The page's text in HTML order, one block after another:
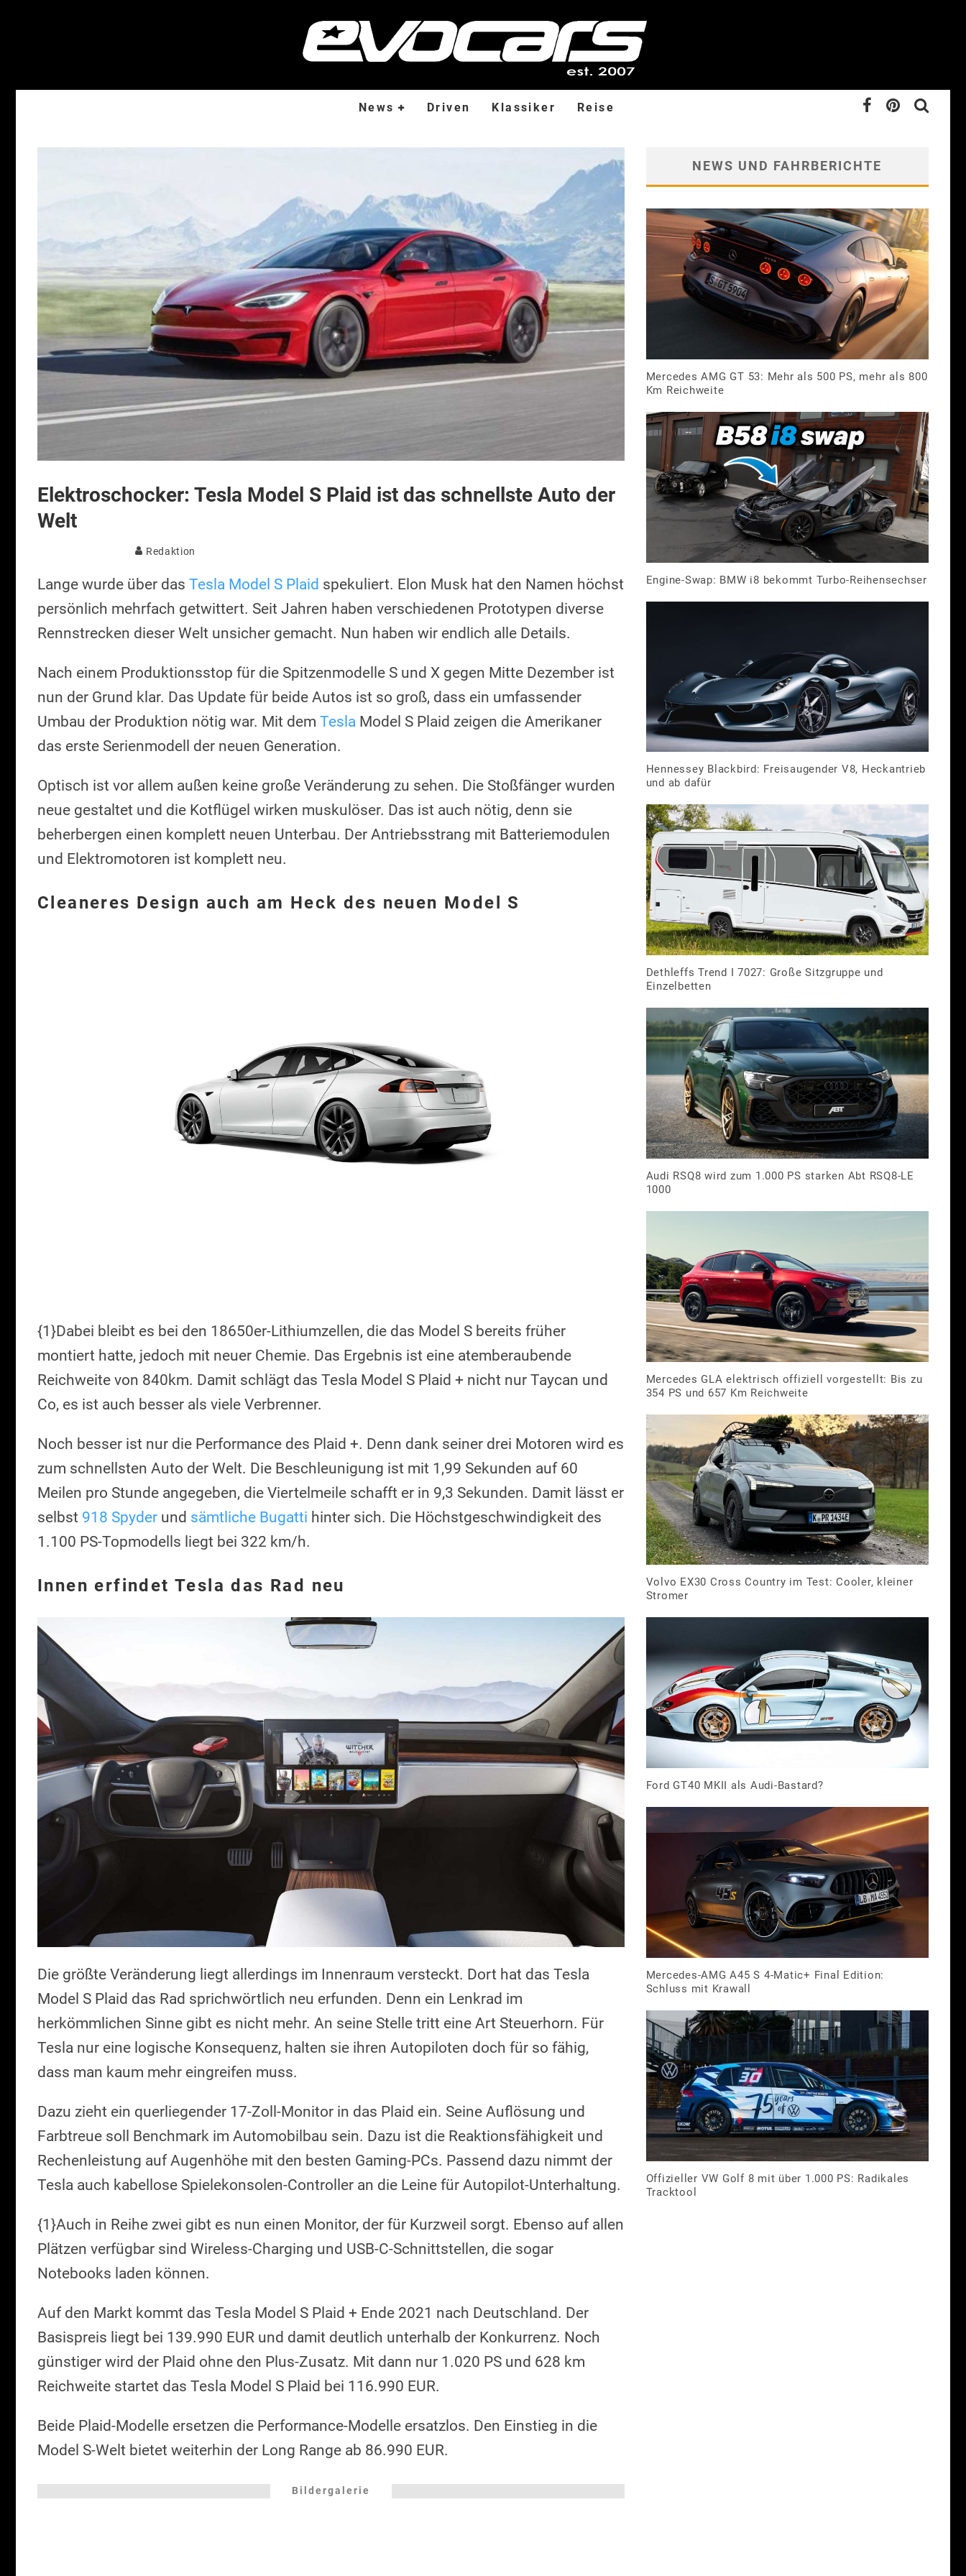
News Driven Klassiker Reise
Elektroschocker: Tesla Model S Plaid ist das schnellste Auto der
Welt
Redaktion
Lange wurde über das Tesla Model S Plaid spekuliert. Elon Musk hat den Namen höchst
persönlich mehrfach getwittert. Seit Jahren haben verschiedenen Prototypen diverse
Rennstrecken dieser Welt unsicher gemacht. Nun haben wir endlich alle Details.
Nach einem Produktionsstop für die Spitzenmodelle S und X gegen Mitte Dezember ist
nun der Grund klar. Das Update für beide Autos ist so groß, dass ein umfassender
Umbau der Produktion nötig war. Mit dem Tesla Model S Plaid zeigen die Amerikaner
das erste Serienmodell der neuen Generation.
Optisch ist vor allem außen keine große Veränderung zu sehen. Die Stoßfänger wurden
neue gestaltet und die Kotflügel wirken muskulöser. Das ist auch nötig, denn sie
beherbergen einen komplett neuen Unterbau. Der Antriebsstrang mit Batteriemodulen
und Elektromotoren ist komplett neu.
Cleaneres Design auch am Heck des neuen Model S
{1}Dabei bleibt es bei den 18650er-Lithiumzellen, die das Model S bereits früher
montiert hatte, jedoch mit neuer Chemie. Das Ergebnis ist eine atemberaubende
Reichweite von 840km. Damit schlägt das Tesla Model S Plaid + nicht nur Taycan und
Co, es ist auch besser als viele Verbrenner.
Noch besser ist nur die Performance des Plaid +. Denn dank seiner drei Motoren wird es
zum schnellsten Auto der Welt. Die Beschleunigung ist mit 1,99 Sekunden auf 60
Meilen pro Stunde angegeben, die Viertelmeile schafft er in 9,3 Sekunden. Damit lässt er
selbst 918 Spyder und sämtliche Bugatti hinter sich. Die Höchstgeschwindigkeit des
1.100 PS-Topmodells liegt bei 322 km/h.
Innen erfindet Tesla das Rad neu
Die größte Veränderung liegt allerdings im Innenraum versteckt. Dort hat das Tesla
Model S Plaid das Rad sprichwörtlich neu erfunden. Denn ein Lenkrad im
herkömmlichen Sinne gibt es nicht mehr. An seine Stelle tritt eine Art Steuerhorn. Für
Tesla nur eine logische Konsequenz, halten sie ihren Autopiloten doch für so fähig,
dass man kaum mehr eingreifen muss.
Dazu zieht ein querliegender 17-Zoll-Monitor in das Plaid ein. Seine Auflösung und
Farbtreue soll Benchmark im Automobilbau sein. Dazu ist die Reaktionsfähigkeit und
Rechenleistung auf Augenhöhe mit den besten Gaming-PCs. Passend dazu nimmt der
Tesla auch kabellose Spielekonsolen-Controller an die Leine für Autopilot-Unterhaltung.
{1}Auch in Reihe zwei gibt es nun einen Monitor, der für Kurzweil sorgt. Ebenso auf allen
Plätzen verfügbar sind Wireless-Charging und USB-C-Schnittstellen, die sogar
Notebooks laden können.
Auf den Markt kommt das Tesla Model S Plaid + Ende 2021 nach Deutschland. Der
Basispreis liegt bei 139.990 EUR und damit deutlich unterhalb der Konkurrenz. Noch
günstiger wird der Plaid ohne den Plus-Zusatz. Mit dann nur 1.020 PS und 628 km
Reichweite startet das Tesla Model S Plaid bei 116.990 EUR.
Beide Plaid-Modelle ersetzen die Performance-Modelle ersatzlos. Den Einstieg in die
Model S-Welt bietet weiterhin der Long Range ab 86.990 EUR.
Bildergalerie
NEWS UND FAHRBERICHTE
Mercedes AMG GT 53: Mehr als 500 PS, mehr als 800
Km Reichweite
Engine-Swap: BMW i8 bekommt Turbo-Reihensechser
Hennessey Blackbird: Freisaugender V8, Heckantrieb
und ab dafür
Dethleffs Trend I 7027: Große Sitzgruppe und
Einzelbetten
Audi RSQ8 wird zum 1.000 PS starken Abt RSQ8-LE
1000
Mercedes GLA elektrisch offiziell vorgestellt: Bis zu
354 PS und 657 Km Reichweite
Volvo EX30 Cross Country im Test: Cooler, kleiner
Stromer
Ford GT40 MKII als Audi-Bastard?
Mercedes-AMG A45 S 4-Matic+ Final Edition:
Schluss mit Krawall
Offizieller VW Golf 8 mit über 1.000 PS: Radikales
Tracktool